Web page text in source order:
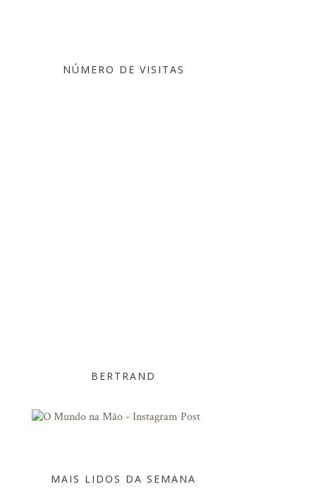
NÚMERO DE VISITAS
BERTRAND
MAIS LIDOS DA SEMANA